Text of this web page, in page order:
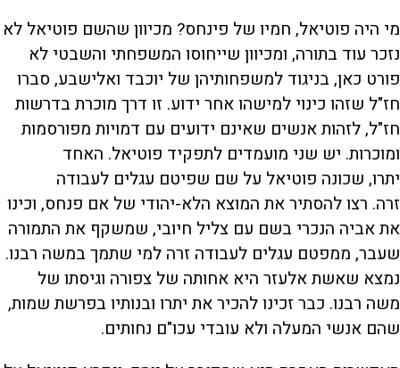
מי היה פוטיאל, חמיו של פינחס? מכיוון שהשם פוטיאל לא
נזכר עוד בתורה, ומכיוון שייחוסו המשפחתי והשבטי לא
פורט כאן, בניגוד למשפחותיהן של יוכבד ואלישבע, סברו
חז"ל שזהו כינוי למישהו אחר ידוע. זו דרך מוכרת בדרשות
חז"ל, לזהות אנשים שאינם ידועים עם דמויות מפורסמות
ומוכרות. יש שני מועמדים לתפקיד פוטיאל. האחד
יתרו, שכונה פוטיאל על שם שפיטם עגלים לעבודה
זרה. רצו להסתיר את המוצא הלא-יהודי של אם פנחס, וכינו
את אביה הנכרי בשם עם צליל חיובי, שמשקף את התמורה
שעבר, ממפטם עגלים לעבודה זרה למי שתמך במשה רבנו.
נמצא שאשת אלעזר היא אחותה של צפורה וגיסתו של
משה רבנו. כבר זכינו להכיר את יתרו ובנותיו בפרשת שמות,
שהם אנשי המעלה ולא עובדי עכו"ם נחותים.